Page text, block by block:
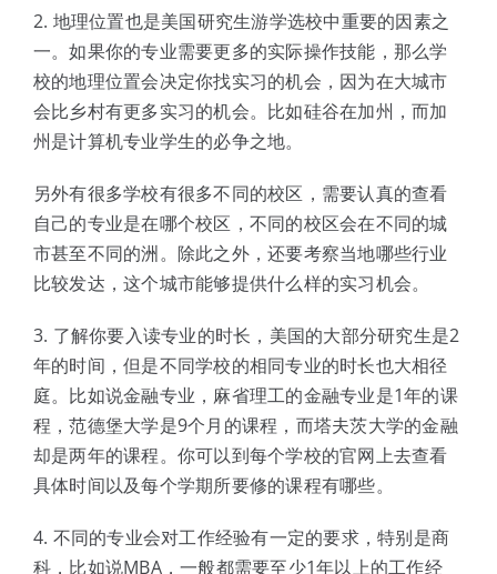
2. 地理位置也是美国研究生游学选校中重要的因素之
一。如果你的专业需要更多的实际操作技能，那么学
校的地理位置会决定你找实习的机会，因为在大城市
会比乡村有更多实习的机会。比如硅谷在加州，而加
州是计算机专业学生的必争之地。
另外有很多学校有很多不同的校区，需要认真的查看
自己的专业是在哪个校区，不同的校区会在不同的城
市甚至不同的洲。除此之外，还要考察当地哪些行业
比较发达，这个城市能够提供什么样的实习机会。
3. 了解你要入读专业的时长，美国的大部分研究生是2
年的时间，但是不同学校的相同专业的时长也大相径
庭。比如说金融专业，麻省理工的金融专业是1年的课
程，范德堡大学是9个月的课程，而塔夫茨大学的金融
却是两年的课程。你可以到每个学校的官网上去查看
具体时间以及每个学期所要修的课程有哪些。
4. 不同的专业会对工作经验有一定的要求，特别是商
科，比如说MBA，一般都需要至少1年以上的工作经